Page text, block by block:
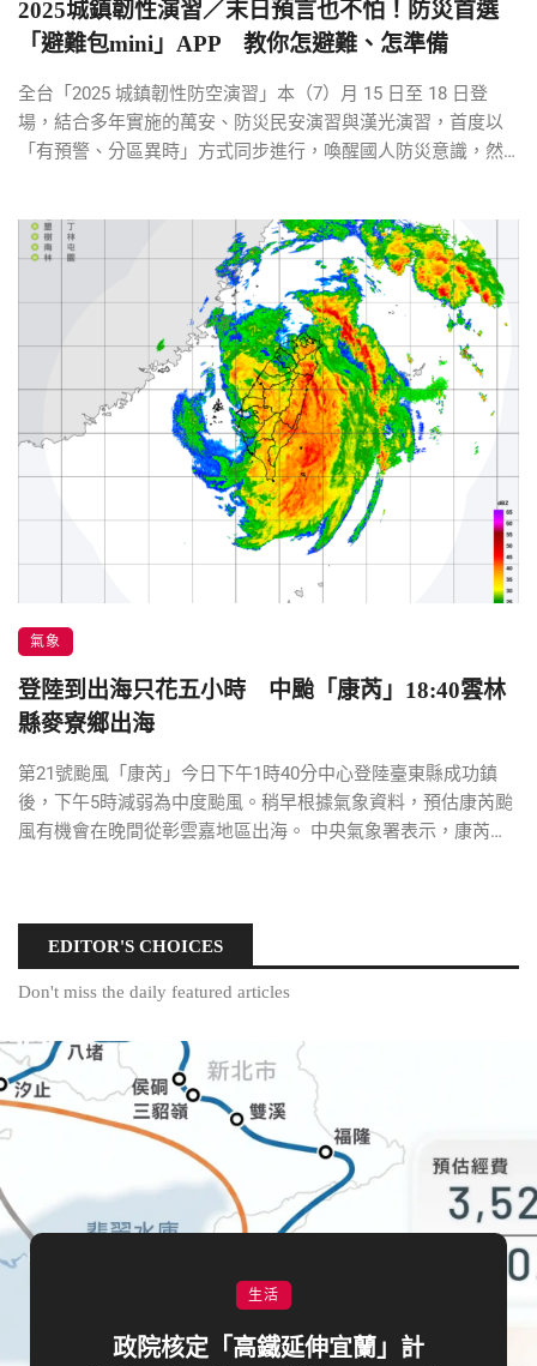
2025城鎮韌性演習／末日預言也不怕！防災首選
「避難包mini」APP 教你怎避難、怎準備
全台「2025 城鎮韌性防空演習」本（7）月 15 日至 18 日登
場，結合多年實施的萬安、防災民安演習與漢光演習，首度以
「有預警、分區異時」方式同步進行，喚醒國人防災意識，然
氣象
登陸到出海只花五小時 中颱「康芮」18:40雲林
縣麥寮鄉出海
第21號颱風「康芮」今日下午1時40分中心登陸臺東縣成功鎮
後，下午5時減弱為中度颱風。稍早根據氣象資料，預估康芮颱
風有機會在晚間從彰雲嘉地區出海。 中央氣象署表示，康芮颱
EDITOR'S CHOICES
Don't miss the daily featured articles
生活
政院核定「高鐵延伸宜蘭」計